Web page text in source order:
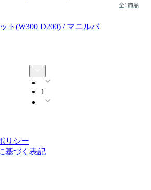
全1商品
ト(W300 D200) / マニルバ
1
リシー
基づく表記